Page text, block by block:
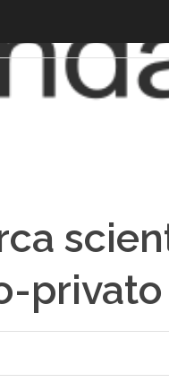
privato